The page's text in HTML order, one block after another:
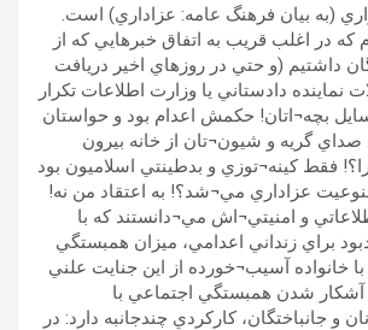
(به بيان فرهنگ عامه: عزاداري) است.
در اغلب قريب به اتفاق خبرهايي که از
داشتيم (و حتي در روزهاي اخير دريافت
نماينده دادستاني يا وزارت اطلاعات تکرار
بچه¬اتان! حکمش اعدام بود و حواستان
صداي گريه و شيون¬تان از خانه بيرون
فقط کينه¬توزي و بدطينتي اسلاميون بود
عزاداري مي¬شد؟! به اعتقاد من نه!
و امنيتي¬اش مي¬دانستند که با
براي زنداني اعدامي، ميزان همبستگي
خانواده آسيب¬خورده از اين جنايت علني
شدن همبستگي اجتماعي با
و جانباختگان، کارکردي چندجانبه دارد: در